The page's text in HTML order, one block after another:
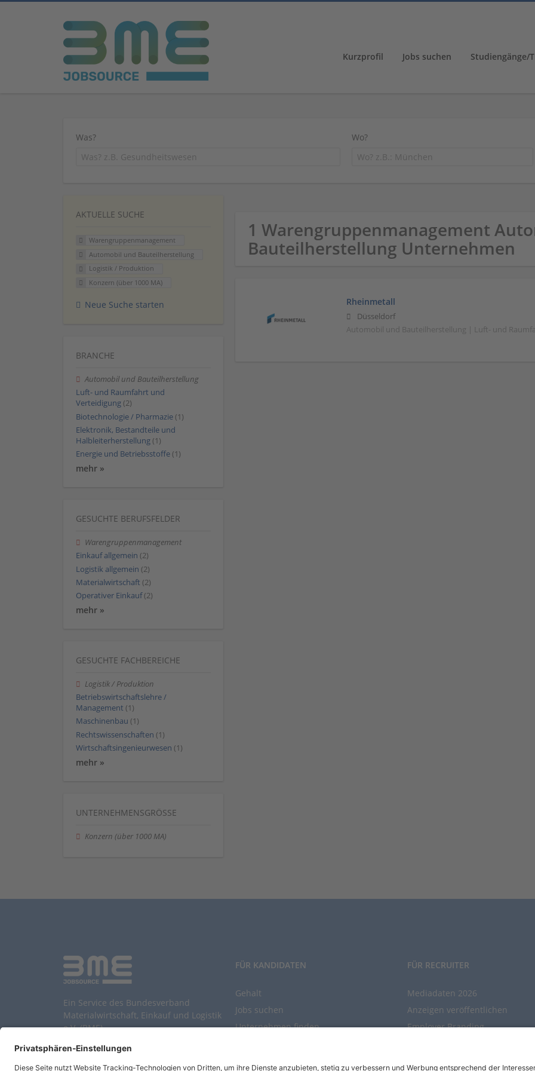
Kurzprofil Jobs suchen Studiengänge/
Was? Wo?
1 Warengruppenmanagement
Bauteilherstellung Unternehmen
Rheinmetall
Düsseldorf
Automobil und Bauteilherstellung | Luft- und
AKTUELLE SUCHE
Warengruppenmanagement
Automobil und Bauteilherstellung
Logistik / Produktion
Konzern (über 1000 MA)
Neue Suche starten
BRANCHE
Automobil und Bauteilherstellung
Luft- und Raumfahrt und
Verteidigung (2)
Biotechnologie / Pharmazie (1)
Elektronik, Bestandteile und
Halbleiterherstellung (1)
Energie und Betriebsstoffe (1)
mehr »
GESUCHTE BERUFSFELDER
Warengruppenmanagement
Einkauf allgemein (2)
Logistik allgemein (2)
Materialwirtschaft (2)
Operativer Einkauf (2)
mehr »
GESUCHTE FACHBEREICHE
Logistik / Produktion
Betriebswirtschaftslehre /
Management (1)
Maschinenbau (1)
Rechtswissenschaften (1)
Wirtschaftsingenieurwesen (1)
mehr »
UNTERNEHMENSGRÖSSE
Konzern (über 1000 MA)
Ein Service des Bundesverband
Materialwirtschaft, Einkauf und Logistik
e.V. (BME)
FÜR KANDIDATEN
Gehalt
Jobs suchen
Unternehmen finden
FÜR RECRUITER
Mediadaten 2026
Anzeigen veröffentlichen
Employer Branding